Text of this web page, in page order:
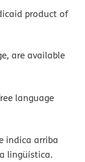
product of
are available
language
indica arriba
lingüística.